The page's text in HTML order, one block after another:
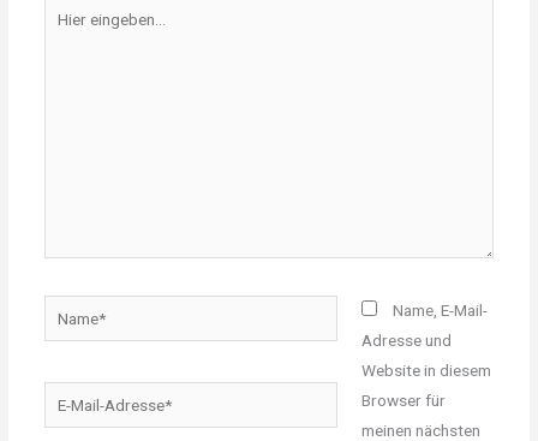
eingeben…
Mail-
Name, E-Mail-
Adresse und
Website in diesem
Browser für
meinen nächsten